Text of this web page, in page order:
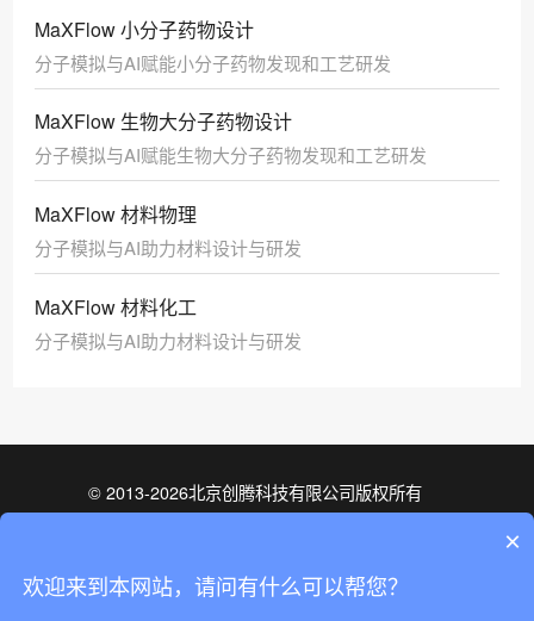
MaXFlow 小分子药物设计
分子模拟与AI赋能小分子药物发现和工艺研发
MaXFlow 生物大分子药物设计
分子模拟与AI赋能生物大分子药物发现和工艺研发
MaXFlow 材料物理
分子模拟与AI助力材料设计与研发
MaXFlow 材料化工
分子模拟与AI助力材料设计与研发
© 2013-2026北京创腾科技有限公司版权所有
ISO27001信息安全管理体系认证
×
欢迎来到本网站，请问有什么可以帮您？